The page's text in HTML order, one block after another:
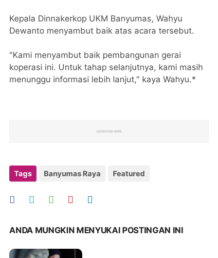
Kepala Dinnakerkop UKM Banyumas, Wahyu
Dewanto menyambut baik atas acara tersebut.
"Kami menyambut baik pembangunan gerai
koperasi ini. Untuk tahap selanjutnya, kami masih
menunggu informasi lebih lanjut," kaya Wahyu.*
Tags Banyumas Raya Featured
ANDA MUNGKIN MENYUKAI POSTINGAN INI